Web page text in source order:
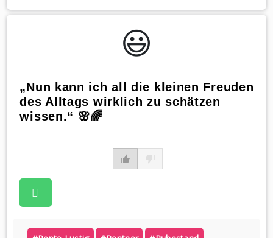
😃️
„Nun kann ich all die kleinen Freuden
des Alltags wirklich zu schätzen
wissen.“ 🌸🌈